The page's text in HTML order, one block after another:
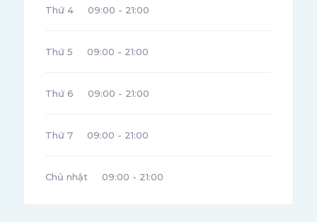
Thứ 4 09:00 - 21:00
Thứ 5 09:00 - 21:00
Thứ 6 09:00 - 21:00
Thứ 7 09:00 - 21:00
Chủ nhật 09:00 - 21:00